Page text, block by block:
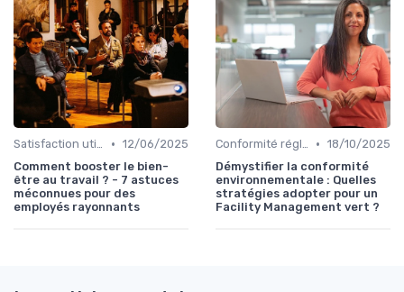
Satisfaction utilisateurs • 12/06/2025
Comment booster le bien-
être au travail ? - 7 astuces
méconnues pour des
employés rayonnants
Conformité réglementaire • 18/10/2025
Démystifier la conformité
environnementale : Quelles
stratégies adopter pour un
Facility Management vert ?